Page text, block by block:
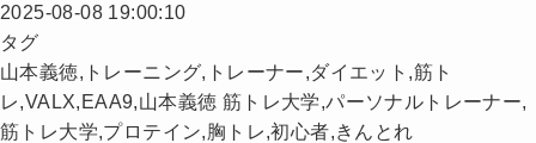
2025-08-08 19:00:10
タグ
山本義徳,トレーニング,トレーナー,ダイエット,筋ト
レ,VALX,EAA9,山本義徳 筋トレ大学,パーソナルトレーナー,
筋トレ大学,プロテイン,胸トレ,初心者,きんとれ